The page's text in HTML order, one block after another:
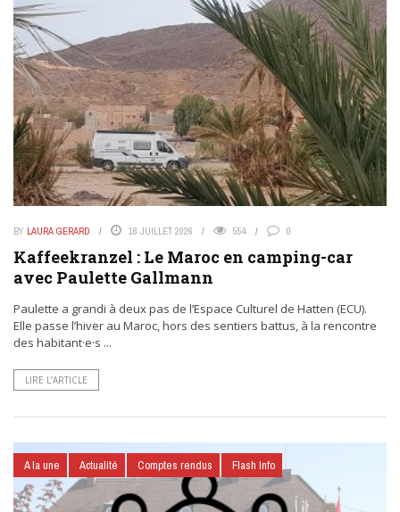
BY LAURA GERARD 16 JUILLET 2026 554 0
Kaffeekranzel : Le Maroc en camping-car
avec Paulette Gallmann
Paulette a grandi à deux pas de l’Espace Culturel de Hatten (ECU).
Elle passe l’hiver au Maroc, hors des sentiers battus, à la rencontre
des habitant·e·s ...
LIRE L’ARTICLE
A la une Actualité Comptes rendus Flash Info